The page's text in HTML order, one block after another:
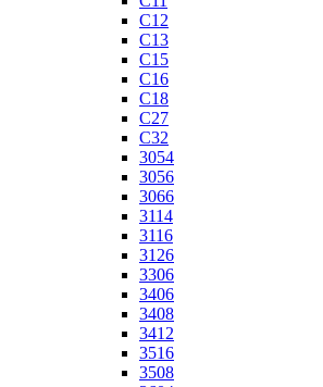
C12
C13
C15
C16
C18
C27
C32
3054
3056
3066
3114
3116
3126
3306
3406
3408
3412
3516
3508